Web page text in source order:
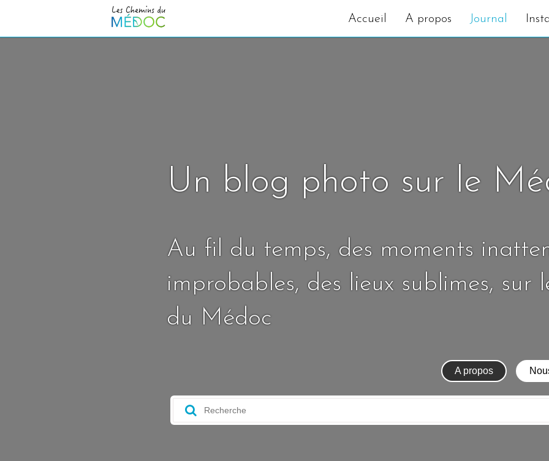
Accueil A propos Journal
Un blog photo sur le
Au fil du temps, des moments
improbables, des lieux sublimes, sur
du Médoc
A propos